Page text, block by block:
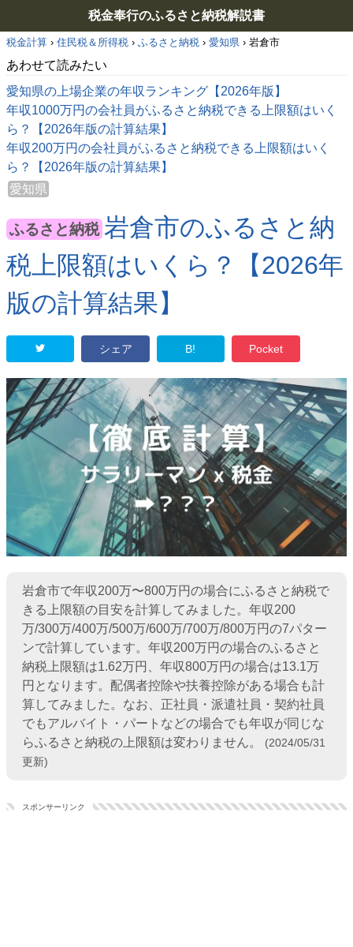
税金奉行のふるさと納税解説書
税金計算 › 住民税＆所得税 › ふるさと納税 › 愛知県 › 岩倉市
あわせて読みたい
愛知県の上場企業の年収ランキング【2026年版】
年収1000万円の会社員がふるさと納税できる上限額はいく
ら？【2026年版の計算結果】
年収200万円の会社員がふるさと納税できる上限額はいく
ら？【2026年版の計算結果】
愛知県
ふるさと納税 岩倉市のふるさと納
税上限額はいくら？【2026年
版の計算結果】
シェア B! Pocket
岩倉市で年収200万〜800万円の場合にふるさと納税で
きる上限額の目安を計算してみました。年収200
万/300万/400万/500万/600万/700万/800万円の7パター
ンで計算しています。年収200万円の場合のふるさと
納税上限額は1.62万円、年収800万円の場合は13.1万
円となります。配偶者控除や扶養控除がある場合も計
算してみました。なお、正社員・派遣社員・契約社員
でもアルバイト・パートなどの場合でも年収が同じな
らふるさと納税の上限額は変わりません。 (2024/05/31
更新)
スポンサーリンク